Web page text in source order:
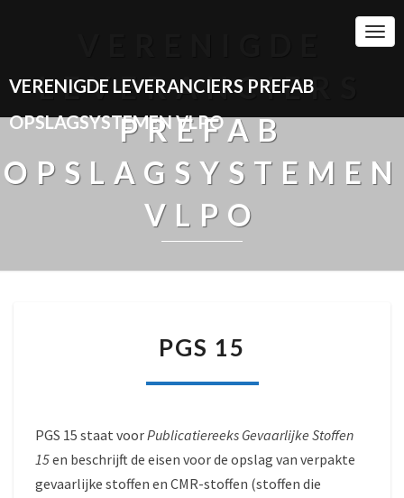
VERENIGDE LEVERANCIERS PREFAB
OPSLAGSYSTEMEN VLPO
LEVERANCIERS
PREFAB
OPSLAGSYSTEMEN
VLPO
15
PGS 15
PGS 15 staat voorPublicatiereeks Gevaarlijke Stoffen
15en beschrijft de eisen voor de opslag van verpakte
gevaarlijke stoffen en CMR-stoffen (stoffen die